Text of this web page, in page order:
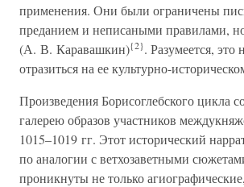
применения. Они были ограничены
преданием и неписаными правилами,
(А. В. Каравашкин){2}. Разумеется, это
отразиться на ее культурно-
Произведения Борисоглебского цикла
галерею образов участников
1015–1019 гг. Этот исторический
по аналогии с ветхозаветными
проникнуты не только